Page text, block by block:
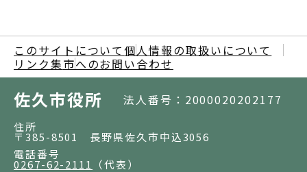
このサイトについて 個人情報の取扱いについて
リンク集市へのお問い合わせ
佐久市役所 法人番号：2000020202177
住所
〒385-8501 長野県佐久市中込3056
電話番号
0267-62-2111
（代表）